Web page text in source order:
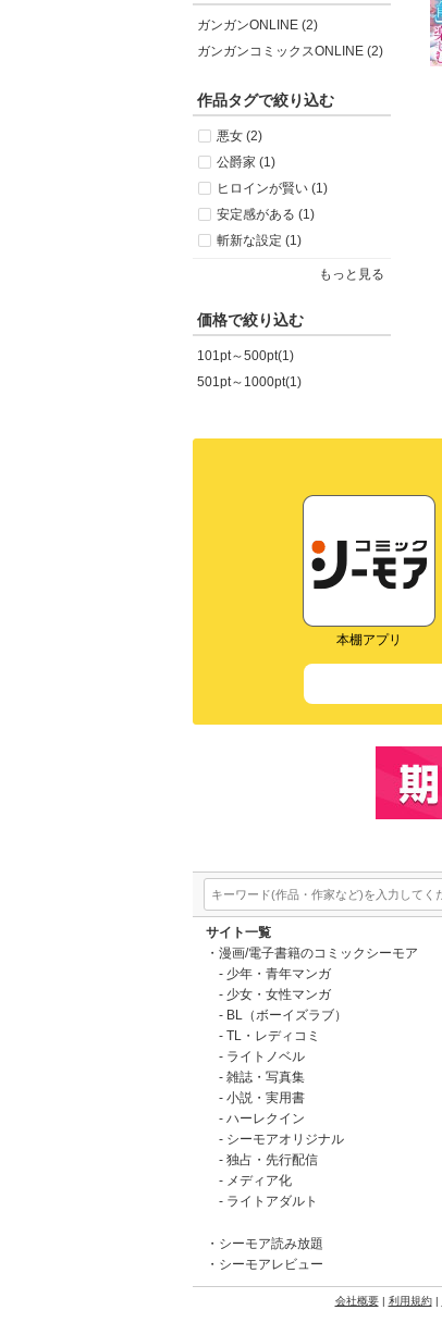
ガンガンONLINE (2)
ガンガンコミックスONLINE (2)
作品タグで絞り込む
悪女 (2)
公爵家 (1)
ヒロインが賢い (1)
安定感がある (1)
斬新な設定 (1)
もっと見る
価格で絞り込む
101pt～500pt(1)
501pt～1000pt(1)
本棚アプリ
サイト一覧
漫画/電子書籍のコミックシーモア
少年・青年マンガ
少女・女性マンガ
BL（ボーイズラブ）
TL・レディコミ
ライトノベル
雑誌・写真集
小説・実用書
ハーレクイン
シーモアオリジナル
独占・先行配信
メディア化
ライトアダルト
シーモア読み放題
シーモアレビュー
会社概要| 利用規約|